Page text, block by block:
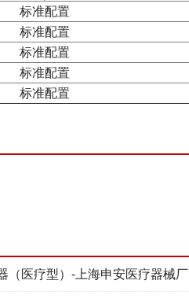
标准配置
标准配置
标准配置
标准配置
标准配置
（医疗型）-上海申安医疗器械厂